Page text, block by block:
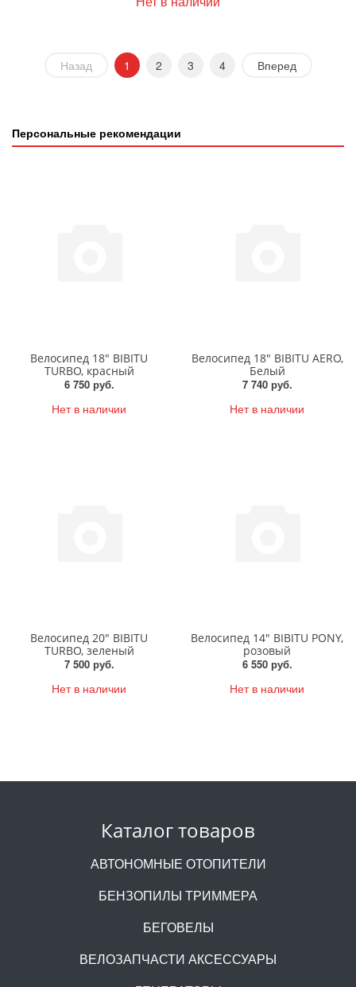
Назад 1 2 3 4 Вперед
Персональные рекомендации
Велосипед 18" BIBITU
TURBO, красный
6 750 руб.
Нет в наличии
Велосипед 18" BIBITU AERO,
Белый
7 740 руб.
Нет в наличии
Велосипед 20" BIBITU
TURBO, зеленый
7 500 руб.
Нет в наличии
Велосипед 14" BIBITU PONY,
розовый
6 550 руб.
Нет в наличии
Каталог товаров
АВТОНОМНЫЕ ОТОПИТЕЛИ
БЕНЗОПИЛЫ ТРИММЕРА
БЕГОВЕЛЫ
ВЕЛОЗАПЧАСТИ АКСЕССУАРЫ